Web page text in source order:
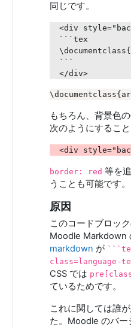
同じです。
<div
```tex
```
</div>
もちろん、背景色
次のようにすること
border: red 等を
うことも可能です。
原因
このコードブロッ
Moodle Markdown
markdown が
class=language-
CSS では
ているためです。
これに関しては誰
た。Moodle のバー